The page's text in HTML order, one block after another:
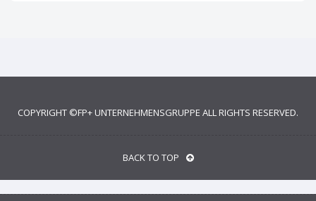
COPYRIGHT ©FP+ UNTERNEHMENSGRUPPE ALL RIGHTS RESERVED.
BACK TO TOP